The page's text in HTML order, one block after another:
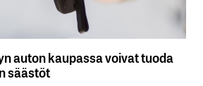
auton kaupassa voivat tuoda
säästöt